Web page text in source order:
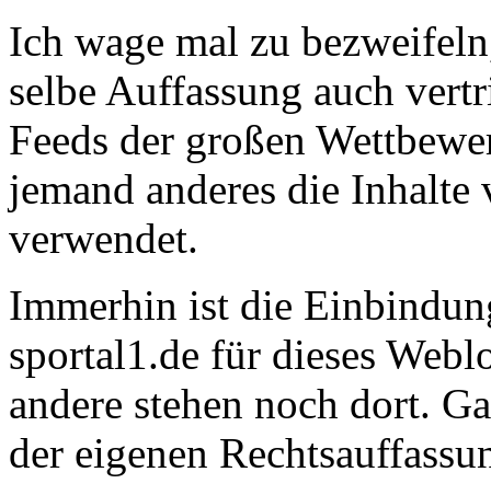
Ich wage mal zu
selbe Auffassung auch
Feeds der großen
jemand anderes die
verwendet.
Immerhin ist die
sportal1.de für dieses
andere stehen noch dort.
der eigenen